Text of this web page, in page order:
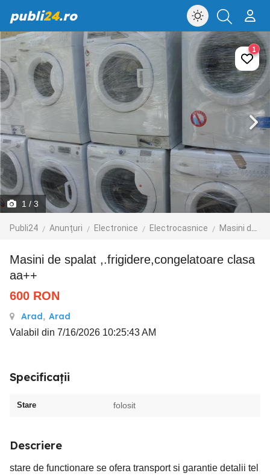
publi24.ro
1 / 3
Publi24 Anunțuri Electronice Electrocasnice Masini de spalat
1
masini de spalat ,.frigidere,congelatoare clasa
aa++
600 RON
Arad, Arad
Valabil din 7/16/2026 10:25:43 AM
Specificații
Stare folosit
Descriere
stare de functionare se ofera transport si garantie detalii tel